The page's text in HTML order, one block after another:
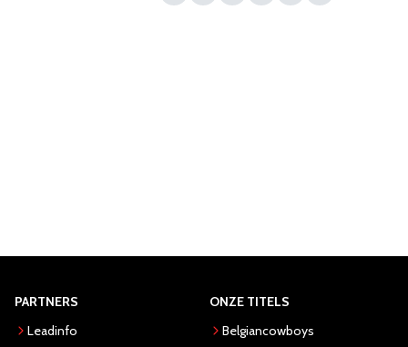
PARTNERS
Leadinfo
ONZE TITELS
Belgiancowboys